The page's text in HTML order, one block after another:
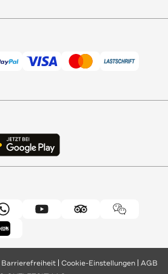
Barrierefreiheit Cookie-Einstellungen AGB